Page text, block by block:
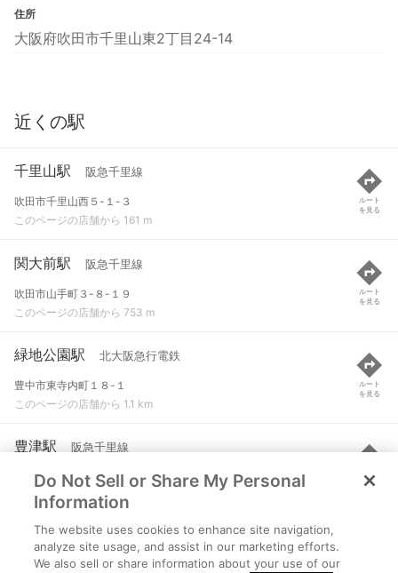
住所
大阪府吹田市千里山東2丁目24-14
近くの駅
千里山駅 阪急千里線
吹田市千里山西５-１-３
このページの店舗から 161 m
ルート
を見る
関大前駅 阪急千里線
吹田市山手町３-８-１９
このページの店舗から 753 m
ルート
を見る
緑地公園駅 北大阪急行電鉄
豊中市東寺内町１８-１
このページの店舗から 1.1 km
ルート
を見る
豊津駅 阪急千里線
吹田市垂水町１-１-４
このページの店舗から 1.5 km
ルート
を見る
南千里駅 阪急千里線
吹田市津雲台１-１-１
Do Not Sell or Share My Personal
Information
The website uses cookies to enhance site navigation,
analyze site usage, and assist in our marketing efforts.
We also sell or share information about your use of our